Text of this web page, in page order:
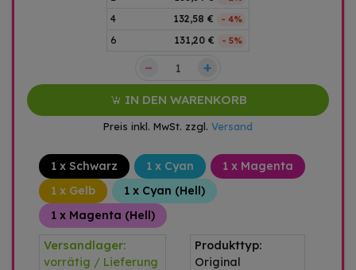
4 132,58 € - 4%
6 131,20 € - 5%
– +
IN DEN WARENKORB
Preis inkl. MwSt. zzgl. Versand
1 x Schwarz 1 x Cyan
1 x Magenta
1 x Gelb
1 x Cyan (Hell)
1 x Magenta (Hell)
Versandlager:
vorrätig / Lieferung
Produkttyp:
Original